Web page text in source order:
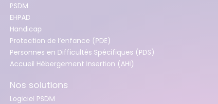
PSDM
EHPAD
Handicap
Protection de l’enfance (PDE)
Personnes en Difficultés Spécifiques (PDS)
Accueil Hébergement Insertion (AHI)
Nos solutions
Logiciel PSDM